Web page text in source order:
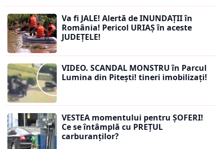
Va fi JALE! Alertă de INUNDAȚII în
România! Pericol URIAȘ în aceste
JUDEȚELE!
VIDEO. SCANDAL MONSTRU în Parcul
Lumina din Pitești! tineri imobilizați!
VESTEA momentului pentru ȘOFERI!
Ce se întâmplă cu PREȚUL
carburanților?